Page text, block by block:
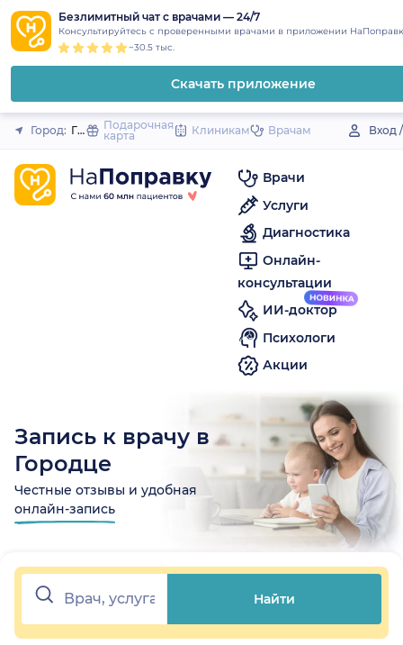
to
content
Безлимитный чат с врачами — 24/7
Консультируйтесь с проверенными врачами в приложении
~30.5 тыс.
Скачать приложение
Закрыть
Город: ГородецПодарочная
карта
Клиникам Врачам Вход
Врачи
Услуги
Диагностика
Онлайн-
консультации
ИИ-доктор
Психологи
Акции
Запись к врачу в
Городце
Честные отзывы и удобная
онлайн-запись
Найти